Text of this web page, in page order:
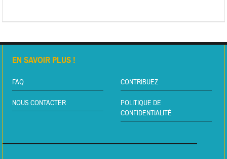
EN SAVOIR PLUS !
FAQ CONTRIBUEZ
NOUS CONTACTER
POLITIQUE DE
CONFIDENTIALITÉ